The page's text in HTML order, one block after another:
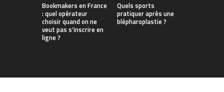
Bookmakers en France
: quel opérateur
choisir quand on ne
veut pas s’inscrire en
ligne ?
Quels sports
pratiquer après une
blépharoplastie ?